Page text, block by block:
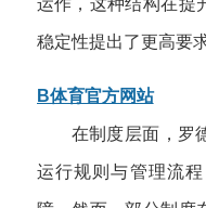
运作，这种结构在提
稳定性提出了更高要求
B体育官方网站
在制度层面，罗
运行规则与管理流